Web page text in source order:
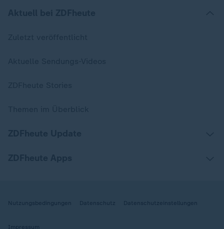
Nutzungsbedingungen Datenschutz Datenschutzeinstellungen
Impressum